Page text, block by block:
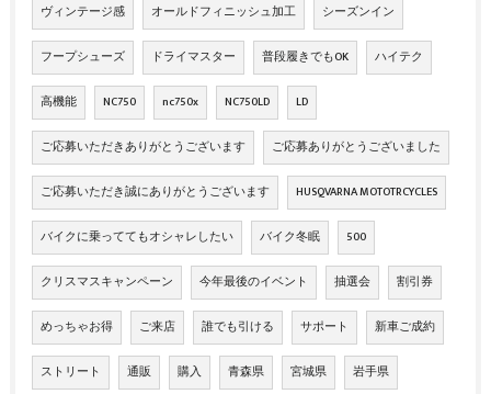
ヴィンテージ感 オールドフィニッシュ加工 シーズンイン
フープシューズ ドライマスター 普段履きでもOK ハイテク
高機能 NC750 nc750x NC750LD LD
ご応募いただきありがとうございます ご応募ありがとうございました
ご応募いただき誠にありがとうございます HUSQVARNA MOTOTRCYCLES
バイクに乗っててもオシャレしたい バイク冬眠 500
クリスマスキャンペーン 今年最後のイベント 抽選会 割引券
めっちゃお得 ご来店 誰でも引ける サポート 新車ご成約
ストリート 通販 購入 青森県 宮城県 岩手県